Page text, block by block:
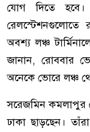
যোগ দিতে
রেলস্টেশনগুলোতে
অবশ্য লঞ্চ
জানান, রোববার
অনেকে ভোরে লঞ্চ
সরেজমিন কমলাপুর
ঢাকা ছাড়ছেন।